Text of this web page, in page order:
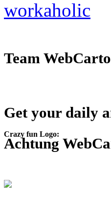
Team
Get your daily
Crazy fun Logo:
Achtung